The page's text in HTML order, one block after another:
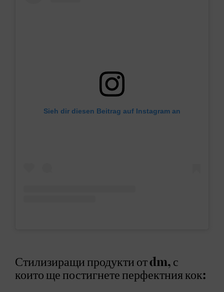
Sieh dir diesen Beitrag auf Instagram an
Стилизиращи продукти от dm, с
които ще постигнете перфектния кок: